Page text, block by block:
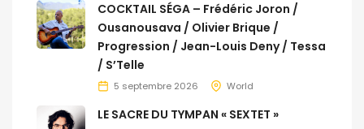
COCKTAIL SÉGA – Frédéric Joron /
Ousanousava / Olivier Brique /
Progression / Jean-Louis Deny / Tessa
/ S’Telle
5 septembre 2026 World
LE SACRE DU TYMPAN « SEXTET »